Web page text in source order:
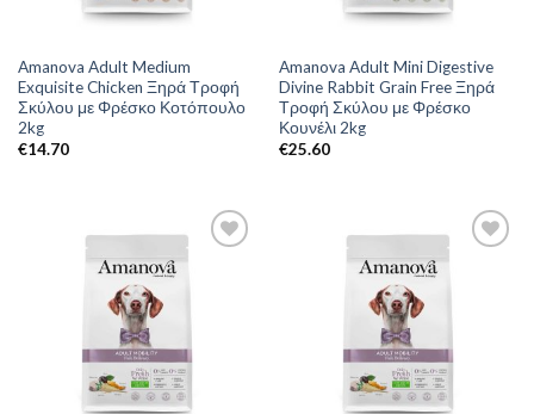
Amanova Adult Medium
Exquisite Chicken Ξηρά Τροφή
Σκύλου με Φρέσκο Κοτόπουλο
2kg
€14.70
Amanova Adult Mini Digestive
Divine Rabbit Grain Free Ξηρά
Τροφή Σκύλου με Φρέσκο
Κουνέλι 2kg
€25.60